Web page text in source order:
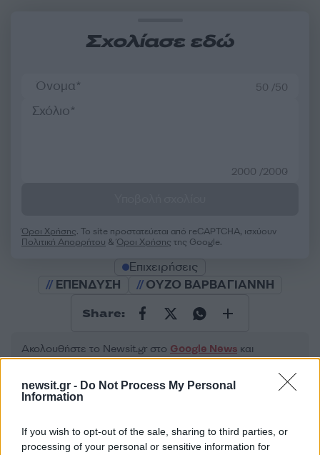
newsit.gr - Do Not Process My Personal
Information
If you wish to opt-out of the sale, sharing to third parties, or
processing of your personal or sensitive information for
Σχολίασε εδώ
50 /50
2000 /2000
Όροι Χρήσης. Το site προστατεύεται από reCAPTCHA, ισχύουν
Πολιτική Απορρήτου &Όροι Χρήσης της Google.
Επιχειρήσεις
ΕΠΕΝΔΥΣΗ
ΟΥΖΟ ΒΑΡΒΑΓΙΑΝΝΗ
Share:
Ακολουθήστε το Νewsit.gr στο Google News και
ενημερωθείτε πρώτοι για όλη την ειδησεογραφία και τα